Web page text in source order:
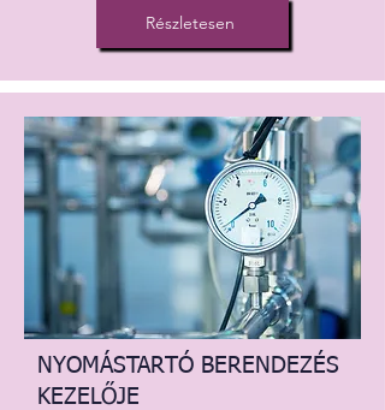
Részletesen
NYOMÁSTARTÓ BERENDEZÉS
KEZELŐJE